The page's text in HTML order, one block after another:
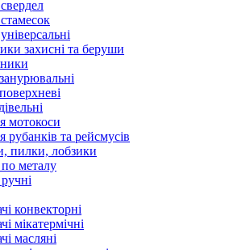
захисні та беруши
мотокоси
рубанків та рейсмусів
пилки, лобзики
металу
конвекторні
мікатермічні
масляні